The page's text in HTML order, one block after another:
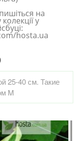
на
у
hosta.ua
25-40 см. Такие
M